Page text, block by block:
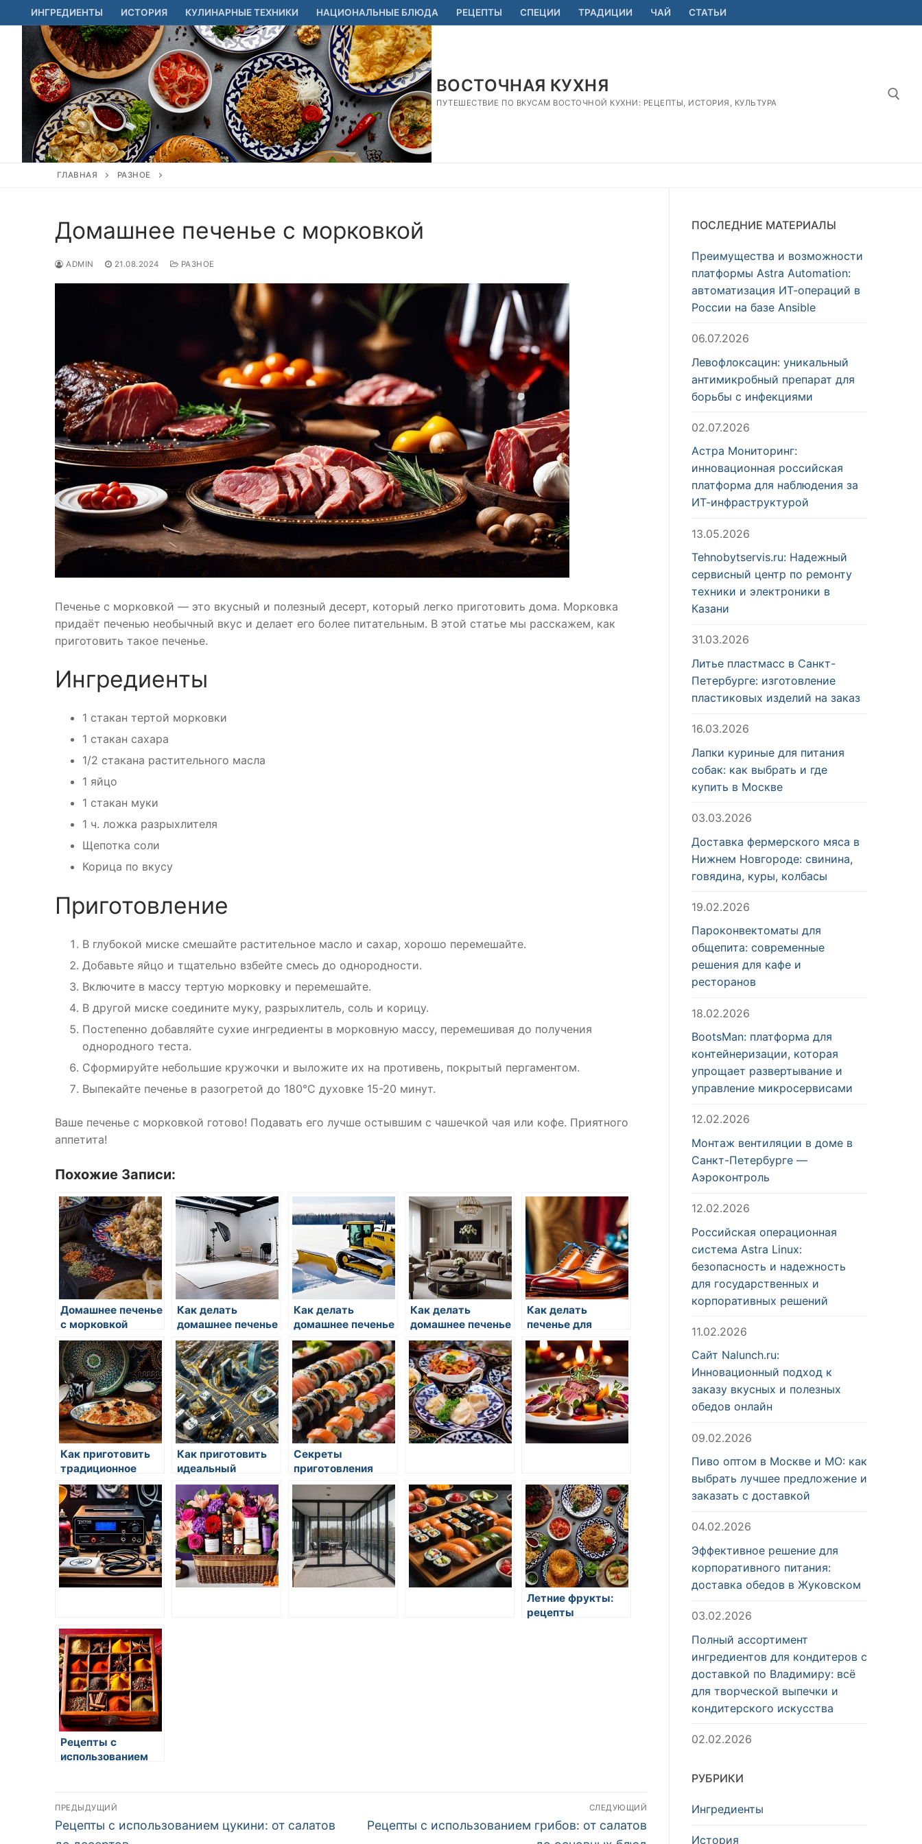
Перейти
к
содержимому
ИНГРЕДИЕНТЫ ИСТОРИЯ КУЛИНАРНЫЕ ТЕХНИКИ НАЦИОНАЛЬНЫЕ БЛЮДА РЕЦЕПТЫ СПЕЦИИ ТРАДИЦИИ ЧАЙ СТАТЬИ
ВОСТОЧНАЯ КУХНЯ
ПУТЕШЕСТВИЕ ПО ВКУСАМ ВОСТОЧНОЙ КУХНИ: РЕЦЕПТЫ, ИСТОРИЯ, КУЛЬТУРА
ГЛАВНАЯ РАЗНОЕ
Домашнее печенье с морковкой
ADMIN 21.08.2024 РАЗНОЕ
Печенье с морковкой — это вкусный и полезный десерт, который легко приготовить дома. Морковка
придаёт печенью необычный вкус и делает его более питательным. В этой статье мы расскажем, как
приготовить такое печенье.
Ингредиенты
1 стакан тертой морковки
1 стакан сахара
1/2 стакана растительного масла
1 яйцо
1 стакан муки
1 ч. ложка разрыхлителя
Щепотка соли
Корица по вкусу
Приготовление
В глубокой миске смешайте растительное масло и сахар, хорошо перемешайте.
Добавьте яйцо и тщательно взбейте смесь до однородности.
Включите в массу тертую морковку и перемешайте.
В другой миске соедините муку, разрыхлитель, соль и корицу.
Постепенно добавляйте сухие ингредиенты в морковную массу, перемешивая до получения
однородного теста.
Сформируйте небольшие кружочки и выложите их на противень, покрытый пергаментом.
Выпекайте печенье в разогретой до 180°C духовке 15-20 минут.
Ваше печенье с морковкой готово! Подавать его лучше остывшим с чашечкой чая или кофе. Приятного
аппетита!
Похожие Записи:
Домашнее печенье
с морковкой
Как делать
домашнее печенье
с орехами
Как делать
домашнее печенье
с орехами
Как делать
домашнее печенье
с орехами
Как делать
печенье для
чаепитий
Как приготовить
традиционное
печенье для чая
восточного стиля
Как приготовить
идеальный
чизкейк
Секреты
приготовления
блинов
Летние фрукты:
рецепты
Рецепты с
использованием
Навигация
по
ПРЕДЫДУЩИЙ
Предыдущая
запись:
Рецепты с использованием цукини: от салатов
СЛЕДУЮЩИЙ
Следующая
Рецепты с использованием грибов: от салатов
ПОСЛЕДНИЕ МАТЕРИАЛЫ
Преимущества и возможности
платформы Astra Automation:
автоматизация ИТ-операций в
России на базе Ansible
06.07.2026
Левофлоксацин: уникальный
антимикробный препарат для
борьбы с инфекциями
02.07.2026
Астра Мониторинг:
инновационная российская
платформа для наблюдения за
ИТ-инфраструктурой
13.05.2026
Tehnobytservis.ru: Надежный
сервисный центр по ремонту
техники и электроники в
Казани
31.03.2026
Литье пластмасс в Санкт-
Петербурге: изготовление
пластиковых изделий на заказ
16.03.2026
Лапки куриные для питания
собак: как выбрать и где
купить в Москве
03.03.2026
Доставка фермерского мяса в
Нижнем Новгороде: свинина,
говядина, куры, колбасы
19.02.2026
Пароконвектоматы для
общепита: современные
решения для кафе и
ресторанов
18.02.2026
BootsMan: платформа для
контейнеризации, которая
упрощает развертывание и
управление микросервисами
12.02.2026
Монтаж вентиляции в доме в
Санкт-Петербурге —
Аэроконтроль
12.02.2026
Российская операционная
система Astra Linux:
безопасность и надежность
для государственных и
корпоративных решений
11.02.2026
Сайт Nalunch.ru:
Инновационный подход к
заказу вкусных и полезных
обедов онлайн
09.02.2026
Пиво оптом в Москве и МО: как
выбрать лучшее предложение и
заказать с доставкой
04.02.2026
Эффективное решение для
корпоративного питания:
доставка обедов в Жуковском
03.02.2026
Полный ассортимент
ингредиентов для кондитеров с
доставкой по Владимиру: всё
для творческой выпечки и
кондитерского искусства
02.02.2026
РУБРИКИ
Ингредиенты
История